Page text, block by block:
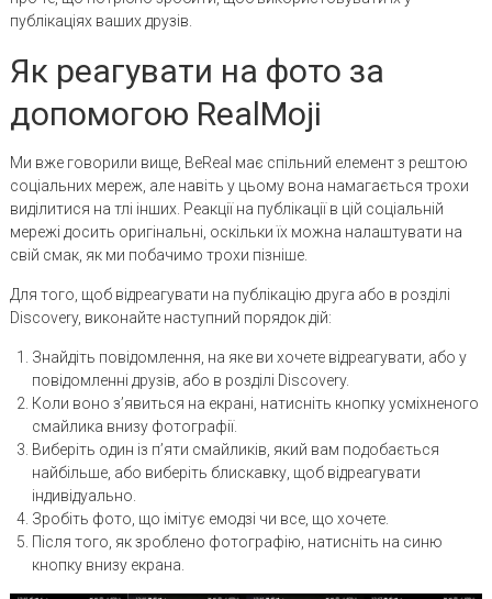
публікаціях ваших друзів.
Як реагувати на фото за
допомогою RealMoji
Ми вже говорили вище, BeReal має спільний елемент з рештою
соціальних мереж, але навіть у цьому вона намагається трохи
виділитися на тлі інших. Реакції на публікації в цій соціальній
мережі досить оригінальні, оскільки їх можна налаштувати на
свій смак, як ми побачимо трохи пізніше.
Для того, щоб відреагувати на публікацію друга або в розділі
Discovery, виконайте наступний порядок дій:
Знайдіть повідомлення, на яке ви хочете відреагувати, або у
повідомленні друзів, або в розділі Discovery.
Коли воно з’явиться на екрані, натисніть кнопку усміхненого
смайлика внизу фотографії.
Виберіть один із п’яти смайликів, який вам подобається
найбільше, або виберіть блискавку, щоб відреагувати
індивідуально.
Зробіть фото, що імітує емодзі чи все, що хочете.
Після того, як зроблено фотографію, натисніть на синю
кнопку внизу екрана.